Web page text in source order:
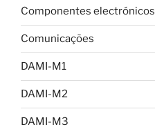
Componentes electrónicos
Comunicações
DAMI-M1
DAMI-M2
DAMI-M3